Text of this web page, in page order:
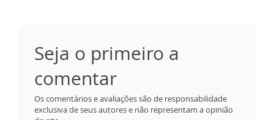
Seja o primeiro a
comentar
Os comentários e avaliações são de responsabilidade
exclusiva de seus autores e não representam a opinião